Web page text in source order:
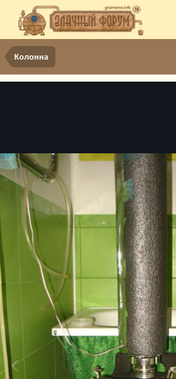
Колонна